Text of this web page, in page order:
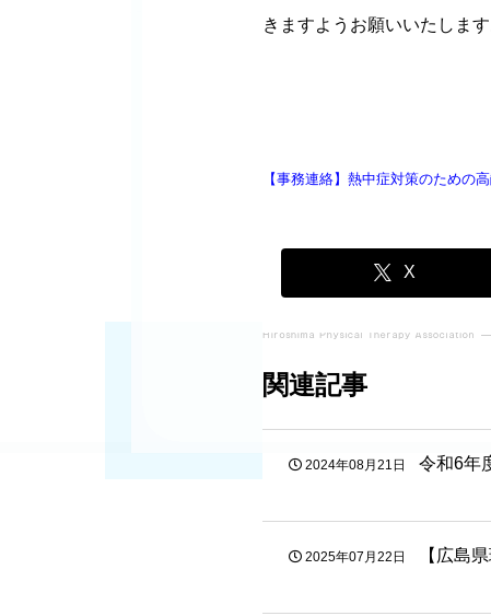
きますようお願いいたします
【事務連絡】熱中症対策のための
X
関連記事
2024年08月21日 令和6年
2025年07月22日 【広島